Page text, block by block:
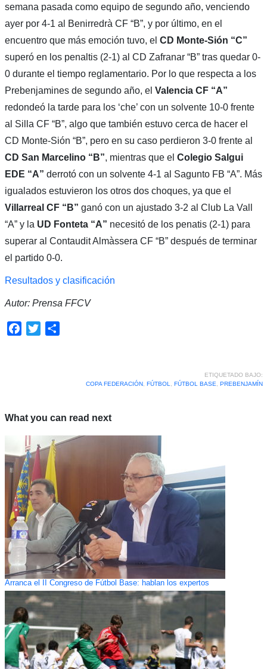
semana pasada como equipo de segundo año, venciendo
ayer por 4-1 al Benirredrà CF “B”, y por último, en el
encuentro que más emoción tuvo, el CD Monte-Sión “C”
superó en los penaltis (2-1) al CD Zafranar “B” tras quedar 0-
0 durante el tiempo reglamentario. Por lo que respecta a los
Prebenjamines de segundo año, el Valencia CF “A”
redondeó la tarde para los ‘che’ con un solvente 10-0 frente
al Silla CF “B”, algo que también estuvo cerca de hacer el
CD Monte-Sión “B”, pero en su caso perdieron 3-0 frente al
CD San Marcelino “B”, mientras que el Colegio Salgui
EDE “A” derrotó con un solvente 4-1 al Sagunto FB “A”. Más
igualados estuvieron los otros dos choques, ya que el
Villarreal CF “B” ganó con un ajustado 3-2 al Club La Vall
“A” y la UD Fonteta “A” necesitó de los penatis (2-1) para
superar al Contaudit Almàssera CF “B” después de terminar
el partido 0-0.
Resultados y clasificación
Autor: Prensa FFCV
Facebook
Twitter
ETIQUETADO BAJO:
COPA FEDERACIÓN, FÚTBOL FÚTBOL BASE PREBENJAMÍN
What you can read next
Arranca el II Congreso de Fútbol Base: hablan los expertos